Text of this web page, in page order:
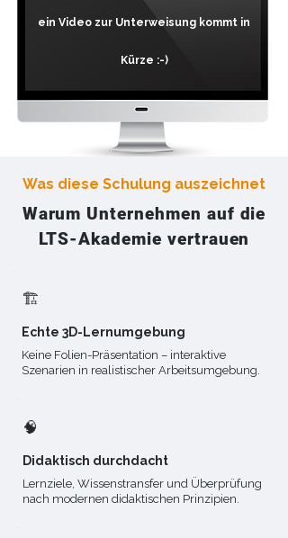
ein Video zur Unterweisung kommt in
Kürze :-)
Was diese Schulung auszeichnet
Warum Unternehmen auf die
LTS-Akademie vertrauen
🏗️
Echte 3D-Lernumgebung
Keine Folien-Präsentation – interaktive
Szenarien in realistischer Arbeitsumgebung.
🧠​
Didaktisch durchdacht
Lernziele, Wissenstransfer und Überprüfung
nach modernen didaktischen Prinzipien.